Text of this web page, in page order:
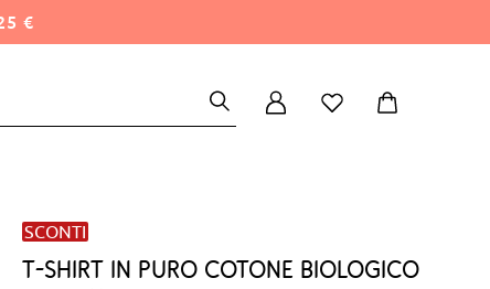
€
SCONTI
T-shirt in puro cotone biologico